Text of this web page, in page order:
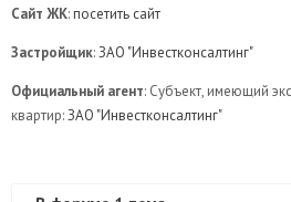
Сайт ЖК:посетить сайт
Застройщик:ЗАО "Инвестконсалтинг"
Официальный агент: Субъект, имеющий
квартир:ЗАО "Инвестконсалтинг"